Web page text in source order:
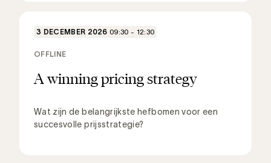
A winning pricing strategy
Wat zijn de belangrijkste hefbomen voor een
succesvolle prijsstrategie?
3 DECEMBER 2026 09:30 - 12:30
OFFLINE